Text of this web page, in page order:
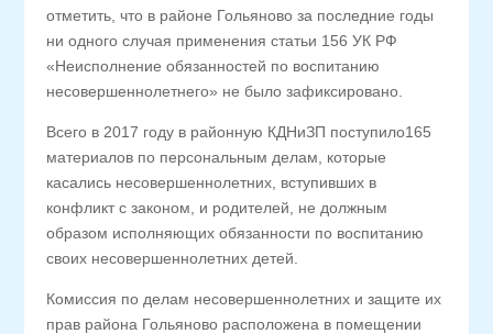
отметить, что в районе Гольяново за последние годы
ни одного случая применения статьи 156 УК РФ
«Неисполнение обязанностей по воспитанию
несовершеннолетнего» не было зафиксировано.
Всего в 2017 году в районную КДНиЗП поступило165
материалов по персональным делам, которые
касались несовершеннолетних, вступивших в
конфликт с законом, и родителей, не должным
образом исполняющих обязанности по воспитанию
своих несовершеннолетних детей.
Комиссия по делам несовершеннолетних и защите их
прав района Гольяново расположена в помещении